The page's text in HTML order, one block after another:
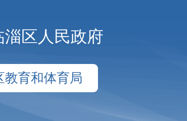
淄区人民政府
教育和体育局